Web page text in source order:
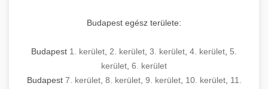
Budapest egész területe:
Budapest 1. kerület 2. kerület 3. kerület 4. kerület 5.
kerület 6. kerület
Budapest 7. kerület, 8. kerület, 9. kerület, 10. kerület, 11.